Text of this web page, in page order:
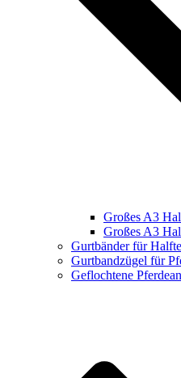
Großes A3
Großes A3
Gurtbänder für
Gurtbandzügel für
Geflochtene